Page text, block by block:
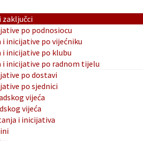
zaključci
po podnosiocu
i inicijative po vijećniku
i inicijative po klubu
i inicijative po radnom tijelu
po dostavi
po sjednici
vijeća
vijeća
i inicijativa